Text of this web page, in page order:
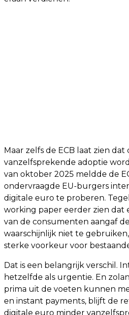
Maar zelfs de ECB laat zien dat
vanzelfsprekende adoptie
van oktober 2025 meldde de
ondervraagde EU-burgers
digitale euro te proberen.
working paper eerder zien dat
van de consumenten aangaf
waarschijnlijk niet te
sterke voorkeur voor
Dat is een belangrijk verschil.
hetzelfde als urgentie. En
prima uit de voeten kunnen
en instant payments, blijft de
digitale euro minder